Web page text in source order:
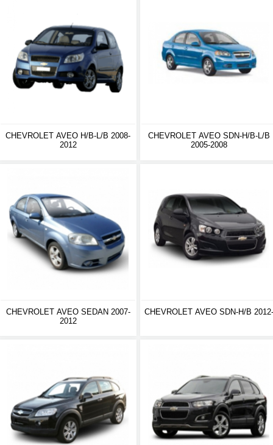
CHEVROLET AVEO H/B-L/B 2008-
2012
CHEVROLET AVEO SDN-H/B-L/B
2005-2008
CHEVROLET AVEO SEDAN 2007-
2012
CHEVROLET AVEO SDN-H/B 2012-